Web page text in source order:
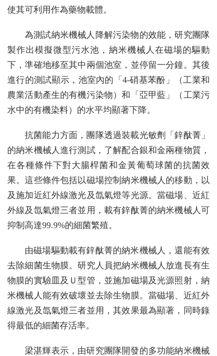
使其可利用作為藥物載體。
為測試納米機械人降解污染物的效能，研究團隊
製作出模擬微型污水池，納米機械人在磁場的驅動
下，準確地移至其中兩個池室，並停留一分鐘。其後
進行的測試顯示，池室內的「4-硝基苯酚」（工業和
農業活動產生的有機污染物）和「亞甲藍」（工業污
水中的有機染料）的水平均顯著下降。
抗菌能力方面，團隊透過裝載光敏劑「鋅酞菁」
的納米機械人進行測試，了解配合銀和金兩種物質，
在各種條件下對大腸桿菌和金黃葡萄球菌的抗菌效
果。這些條件包括以磁場控制納米機械人的移動，以
及施加近紅外線激光及氙氣燈等光源。當磁場、近紅
外線及氙氣燈三者並用，載有鋅酞菁的納米機械人可
抑制高達99.9%的細菌繁殖。
由磁場驅動載有鋅酞菁的納米機械人，還能有效
去除細菌生物膜。研究人員把納米機械人放進長有生
物膜的實驗皿及Ｕ型管，並施加磁場及光源照射，納
米機械人能有效破壞並去除生物膜。當磁場、近紅外
線激光及氙氣燈三者並用，其效果最為顯著，同時錄
得最低的細菌存活率。
梁湛輝表示，由研究團隊開發的多功能納米機械